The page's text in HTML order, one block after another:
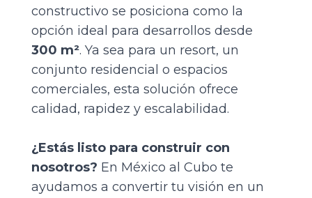
constructivo se posiciona como la
opción ideal para desarrollos desde
300 m². Ya sea para un resort, un
conjunto residencial o espacios
comerciales, esta solución ofrece
calidad, rapidez y escalabilidad.
¿Estás listo para construir con
nosotros? En México al Cubo te
ayudamos a convertir tu visión en un